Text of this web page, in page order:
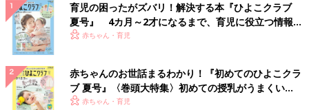
育児の困ったがズバリ！解決する本『ひよこクラブ
夏号』 4カ月～2才になるまで、育児に役立つ情報が
いっぱい！
赤ちゃん・育児
赤ちゃんのお世話まるわかり！『初めてのひよこクラ
ブ 夏号』〈巻頭大特集〉初めての授乳がうまくい
く！ おっぱい・ミルクの基本と夏のトラブル 解決テ
赤ちゃん・育児